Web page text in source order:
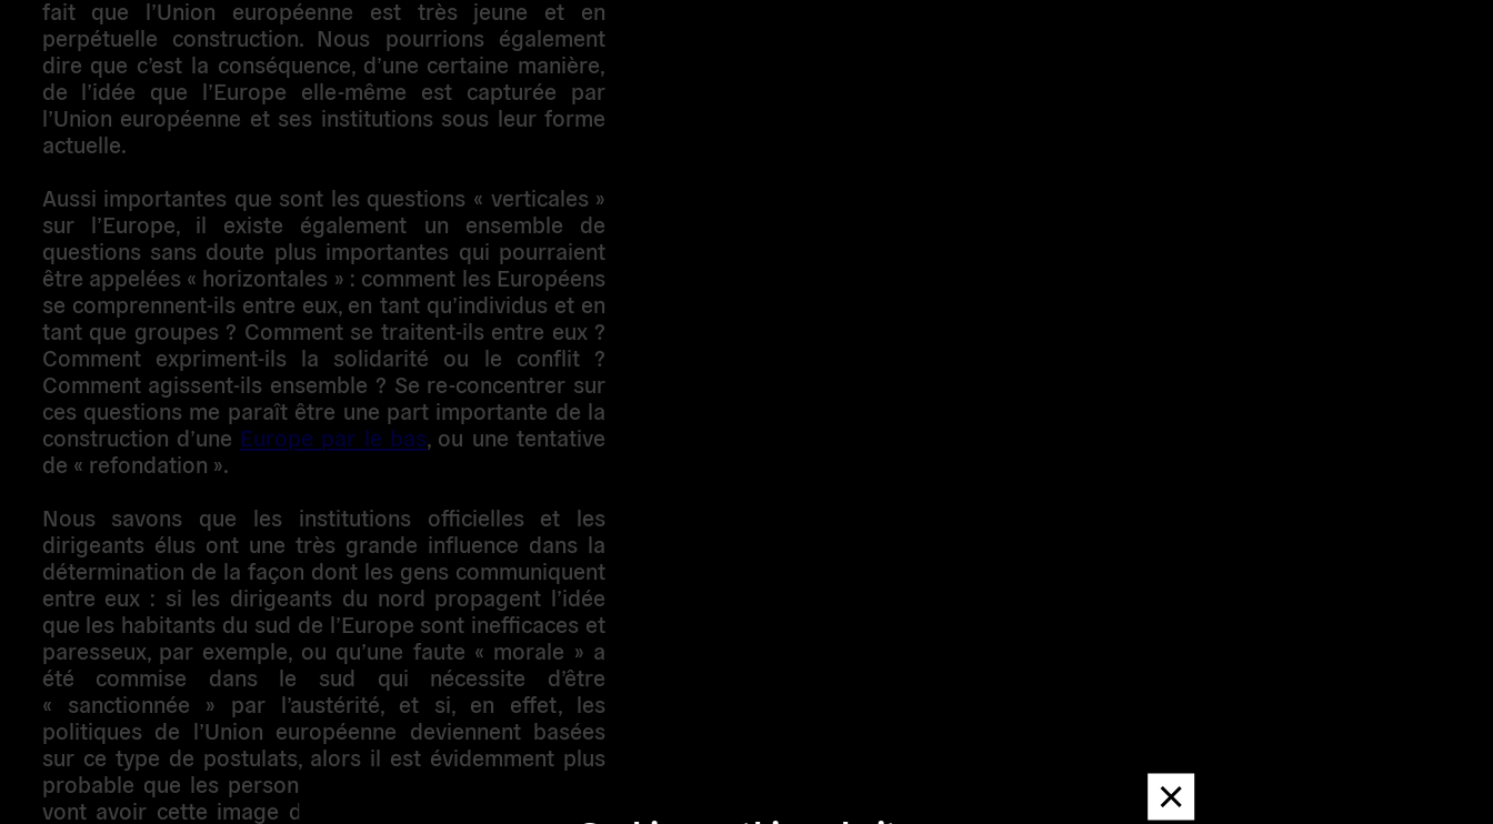
Dismiss
message
fait que l’Union européenne est très jeune et en
perpétuelle construction. Nous pourrions également
dire que c’est la conséquence, d’une certaine manière,
de l’idée que l’Europe elle-même est capturée par
l’Union européenne et ses institutions sous leur forme
actuelle.
Aussi importantes que sont les questions « verticales »
sur l’Europe, il existe également un ensemble de
questions sans doute plus importantes qui pourraient
être appelées « horizontales » : comment les Européens
se comprennent-ils entre eux, en tant qu’individus et en
tant que groupes ? Comment se traitent-ils entre eux ?
Comment expriment-ils la solidarité ou le conflit ?
Comment agissent-ils ensemble ? Se re-concentrer sur
ces questions me paraît être une part importante de la
construction d’une Europe par le bas, ou une tentative
de « refondation ».
Nous savons que les institutions officielles et les
dirigeants élus ont une très grande influence dans la
détermination de la façon dont les gens communiquent
entre eux : si les dirigeants du nord propagent l’idée
que les habitants du sud de l’Europe sont inefficaces et
paresseux, par exemple, ou qu’une faute « morale » a
été commise dans le sud qui nécessite d’être
« sanctionnée » par l’austérité, et si, en effet, les
politiques de l’Union européenne deviennent basées
sur ce type de postulats, alors il est évidemment plus
probable que les personnes dans le nord de l’Europe
vont avoir cette image des personnes dans le sud, et